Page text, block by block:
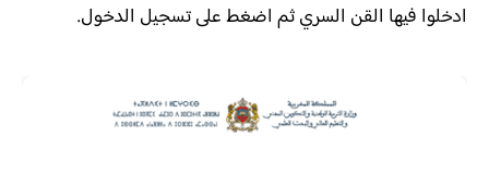
ادخلوا فيها القن السري ثم اضغط على تسجيل الدخول.